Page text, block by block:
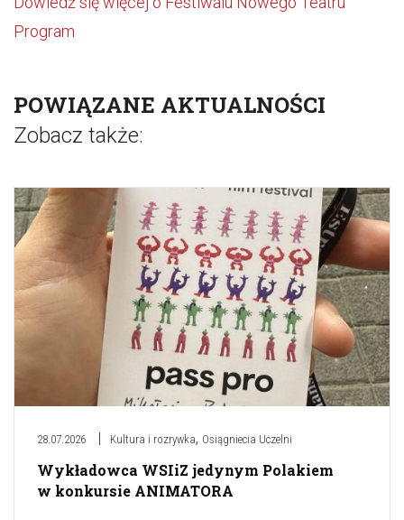
Program
POWIĄZANE AKTUALNOŚCI
Zobacz także:
28.07.2026 Kultura i rozrywka, Osiągniecia Uczelni
Wykładowca WSIiZ jedynym Polakiem
w konkursie ANIMATORA